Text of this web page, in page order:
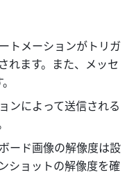
トメーションがトリガ
れます。また、メッセ
ンによって送信される
ード画像の解像度は設
ショットの解像度を確